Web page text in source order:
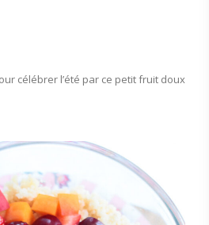
célébrer l’été par ce petit fruit doux